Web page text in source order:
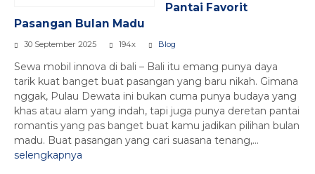
Pantai Favorit
Pasangan Bulan Madu
30 September 2025 194x Blog
Sewa mobil innova di bali – Bali itu emang punya daya
tarik kuat banget buat pasangan yang baru nikah. Gimana
nggak, Pulau Dewata ini bukan cuma punya budaya yang
khas atau alam yang indah, tapi juga punya deretan pantai
romantis yang pas banget buat kamu jadikan pilihan bulan
madu. Buat pasangan yang cari suasana tenang,...
selengkapnya